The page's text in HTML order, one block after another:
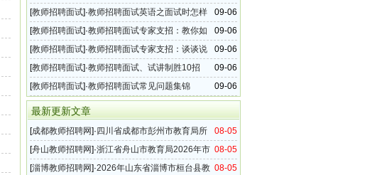
点
09-06
[教师招聘面试]·教师招聘面试英语之面试时怎样
自我介绍
09-06
[教师招聘面试]·教师招聘面试专家支招：教你如
何说好课教好课
09-06
[教师招聘面试]·教师招聘面试专家支招：谈谈说
课的基本要求
09-06
[教师招聘面试]·教师招聘面试、试讲制胜10招
09-06
[教师招聘面试]·教师招聘面试常见问题集锦
最新更新文章
08-05
[成都教师招聘网]· 四川省成都市彭州市教育局所
属彭州中学等4所学校2026年员额教师招聘公告
08-05
[舟山教师招聘网]·浙江省舟山市教育局2026年市
本级学校面向县（区）选聘教师公告
08-05
[淄博教师招聘网]·2026年山东省淄博市桓台县教